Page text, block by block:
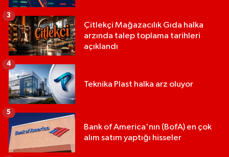
Çitlekçi Mağazacılık Gıda halka
arzında talep toplama tarihleri
açıklandı
3
Teknika Plast halka arz oluyor
4
Bank of America'nın (BofA) en çok
alım satım yaptığı hisseler
5